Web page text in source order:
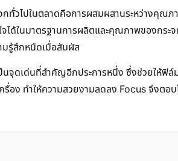
วไปในตลาดคือการผสมผสานระหว่างคุณ
ด้ในมาตรฐานการผลิตและคุณภาพของกร
มรู้สึกหนืดเมื่อสัมผัส
ดเด่นที่สำคัญอีกประการหนึ่ง ซึ่งช่วยให้ฟิ
ง ทำให้ความสวยงามลดลง Focus จึงต